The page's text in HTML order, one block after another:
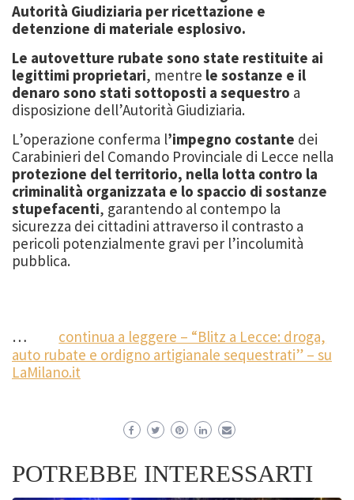
Autorità Giudiziaria per ricettazione e
detenzione di materiale esplosivo.
Le autovetture rubate sono state restituite ai
legittimi proprietari, mentre le sostanze e il
denaro sono stati sottoposti a sequestro a
disposizione dell’Autorità Giudiziaria.
L’operazione conferma l’impegno costante dei
Carabinieri del Comando Provinciale di Lecce nella
protezione del territorio, nella lotta contro la
criminalità organizzata e lo spaccio di sostanze
stupefacenti, garantendo al contempo la
sicurezza dei cittadini attraverso il contrasto a
pericoli potenzialmente gravi per l’incolumità
pubblica.
…
continua a leggere – “Blitz a Lecce: droga,
auto rubate e ordigno artigianale sequestrati” – su
LaMilano.it
POTREBBE INTERESSARTI